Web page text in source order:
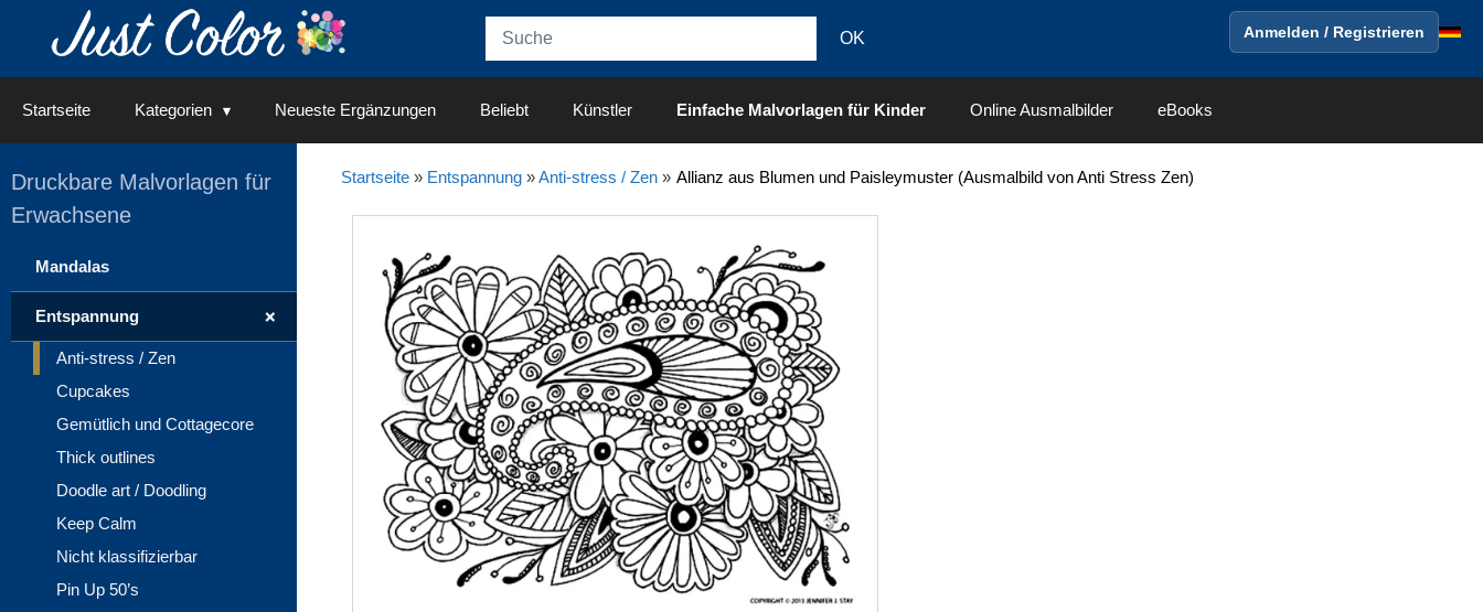
Anmelden / Registrieren
Startseite Kategorien Neueste Ergänzungen Beliebt Künstler Einfache Malvorlagen für Kinder Online Ausmalbilder eBooks
Startseite» Entspannung»Anti-stress / Zen» Allianz aus Blumen und Paisleymuster (Ausmalbild von Anti Stress Zen)
Druckbare Malvorlagen für
Erwachsene
Mandalas
+
Entspannung
Anti-stress / Zen
Cupcakes
Gemütlich und Cottagecore
Thick outlines
Doodle art / Doodling
Keep Calm
Nicht klassifizierbar
Pin Up 50’s